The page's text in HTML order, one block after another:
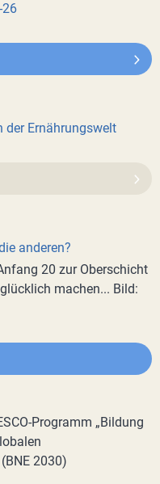
26
der Ernährungswelt
anderen?
20 zur Oberschicht
machen... Bild:
Programm „Bildung
2030)